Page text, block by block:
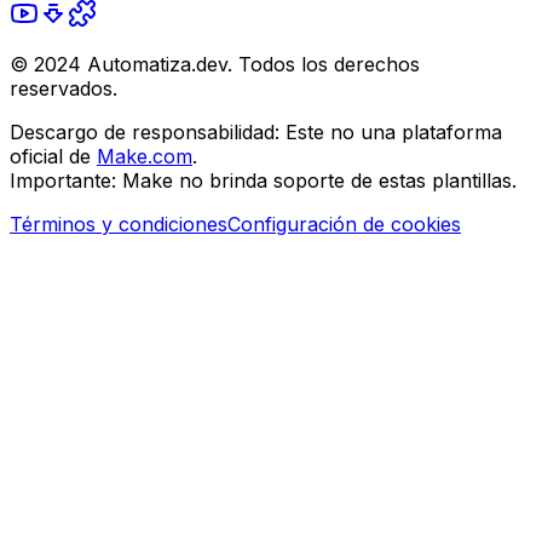
© 2024 Automatiza.dev. Todos los derechos
reservados.
Descargo de responsabilidad: Este no una plataforma
oficial de Make.com.
Importante: Make no brinda soporte de estas plantillas.
Términos y condicionesConfiguración de cookies